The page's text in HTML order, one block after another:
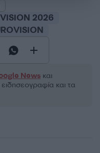
2026
News και
και τα